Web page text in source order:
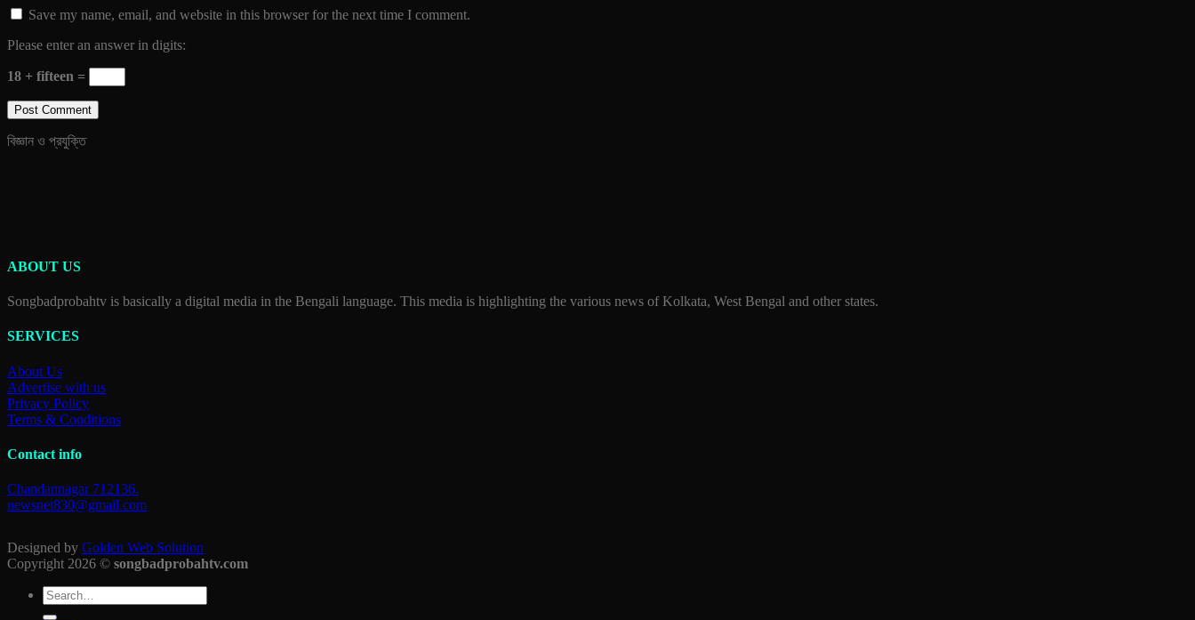
Save my name, email, and website in this browser for the next time I comment.
Please enter an answer in digits:
18 + fifteen =
বিজ্ঞান ও প্রযুক্তি
ABOUT US
Songbadprobahtv is basically a digital media in the Bengali language. This media is highlighting the various news of Kolkata, West Bengal and other states.
SERVICES
About Us
Advertise with us
Privacy Policy
Terms & Conditions
Contact info
Chandannagar 712136.
newsnet830@gmail.com
Designed by Golden Web Solution
Copyright 2026 © songbadprobahtv.com